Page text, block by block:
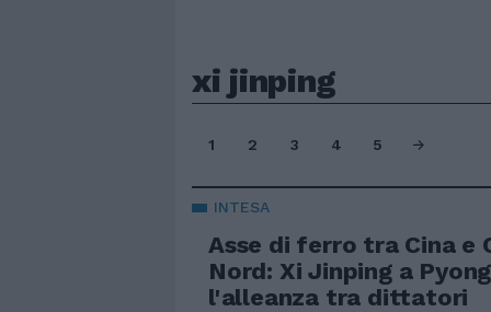
xi jinping
1 2 3 4 5
INTESA
Asse di ferro tra Cina e
Nord: Xi Jinping a
l'alleanza tra dittatori